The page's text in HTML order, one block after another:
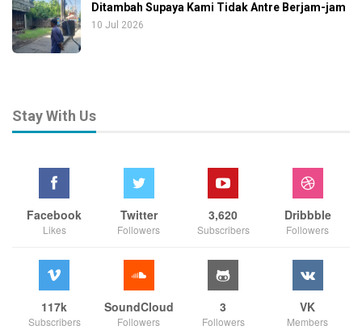
Ditambah Supaya Kami Tidak Antre Berjam-jam
10 Jul 2026
Stay With Us
Facebook
Likes
Twitter
Followers
3,620
Subscribers
Dribbble
Followers
117k
Subscribers
SoundCloud
Followers
3
Followers
VK
Members